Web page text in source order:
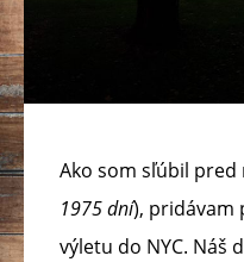
Ako som sľúbil pred
1975 dní), pridávam
výletu do NYC. Náš